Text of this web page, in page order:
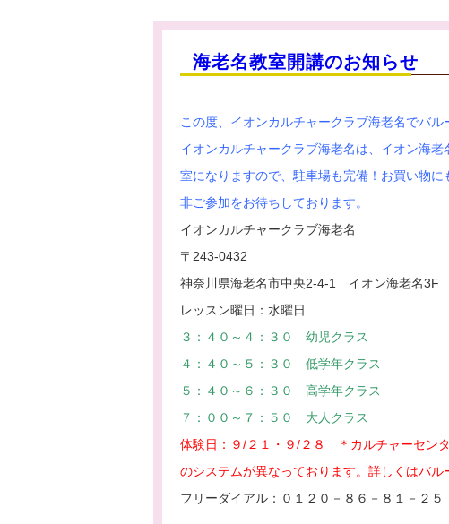
海老名教室開講のお知らせ
この度、イオンカルチャークラブ海老名でバル
イオンカルチャークラブ海老名は、イオン海
室になりますので、駐車場も完備！お買い物
非ご参加をお待ちしております。
イオンカルチャークラブ海老名
〒243-0432
神奈川県海老名市中央2-4-1 イオン海老名3F
レッスン曜日：水曜日
３：４０～４：３０ 幼児クラス
４：４０～５：３０ 低学年クラス
５：４０～６：３０ 高学年クラス
７：００～７：５０ 大人クラス
体験日：９/２１・９/２８ ＊カルチャーセン
のシステムが異なっております。詳しくはバル
フリーダイアル：０１２０－８６－８１－２５